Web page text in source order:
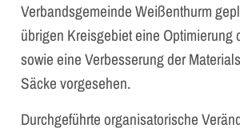
Verbandsgemeinde Weißenthurm
übrigen Kreisgebiet eine Optimierung
sowie eine Verbesserung der
Säcke vorgesehen.
Durchgeführte organisatorische